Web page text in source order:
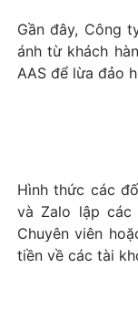
Gần đây, Công
ánh từ khách
AAS để lừa đảo
Hình thức các
và Zalo lập
Chuyên viên
tiền về các tài